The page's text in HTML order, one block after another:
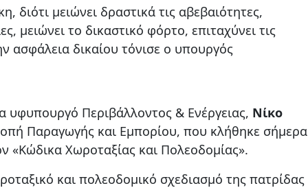
διότι μειώνει δραστικά τις αβεβαιότητες,
μειώνει το δικαστικό φόρτο, επιταχύνει τις
ασφάλεια δικαίου τόνισε ο υπουργός
Περιβάλλοντος & Ενέργειας, Νίκο
Παραγωγής και Εμπορίου, που κλήθηκε σήμερα
«Κώδικα Χωροταξίας και Πολεοδομίας».
και πολεοδομικό σχεδιασμό της πατρίδας